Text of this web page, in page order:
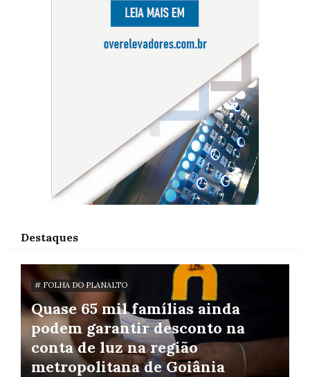
Destaques
# FOLHA DO PLANALTO
Quase 65 mil famílias ainda
podem garantir desconto na
conta de luz na região
metropolitana de Goiânia